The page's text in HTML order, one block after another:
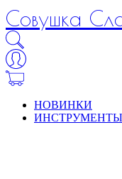
Совушка
НОВИНКИ
ИНСТРУМЕНТЫ